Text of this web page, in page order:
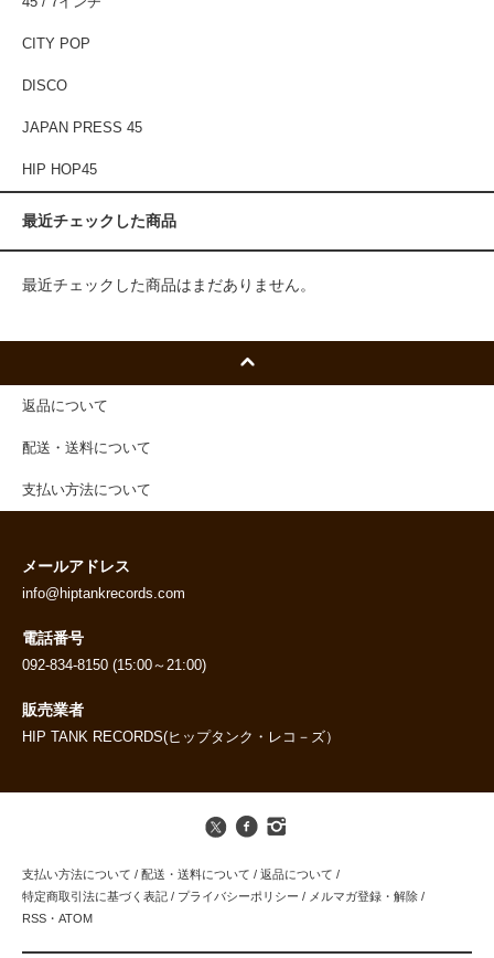
CITY POP
DISCO
JAPAN PRESS 45
HIP HOP45
最近チェックした商品
最近チェックした商品はまだありません。
返品について
配送・送料について
支払い方法について
メールアドレス
info@hiptankrecords.com
電話番号
092-834-8150 (15:00～21:00)
販売業者
HIP TANK RECORDS(ヒップタンク・レコ－ズ）
支払い方法について / 配送・送料について / 返品について /
特定商取引法に基づく表記 / プライバシーポリシー / メルマガ登録・解除 /
RSS ・ ATOM